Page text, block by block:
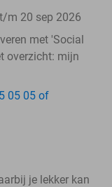
m 20 sep 2026
met 'Social
overzicht: mijn
05 05 of
je lekker kan